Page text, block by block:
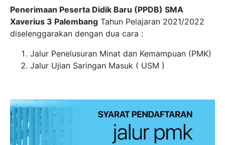
Penerimaan Peserta Didik Baru (PPDB) SMA
Xaverius 3 Palembang Tahun Pelajaran 2021/2022
diselenggarakan dengan dua cara :
Jalur Penelusuran Minat dan Kemampuan (PMK)
Jalur Ujian Saringan Masuk ( USM )